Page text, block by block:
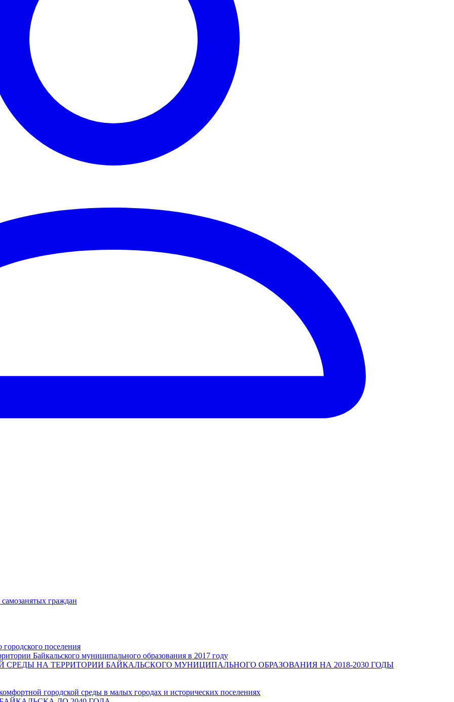
граждан
поселения
Байкальского муниципального образования в 2017 году
НА ТЕРРИТОРИИ БАЙКАЛЬСКОГО МУНИЦИПАЛЬНОГО ОБРАЗОВАНИЯ НА 2018-2030 ГОДЫ
городской среды в малых городах и исторических поселениях